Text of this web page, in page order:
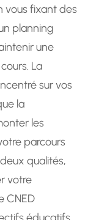
vous fixant des
planning
une
La
sur vos
la
les
parcours
qualités,
votre
CNED